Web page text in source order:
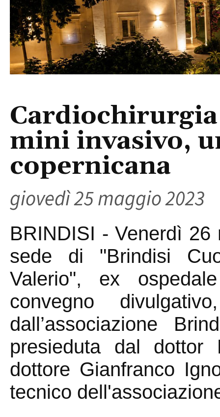
mini invasivo,
copernicana
giovedì 25 maggio 2023
BRINDISI - Venerdì
sede di "Brindisi
Valerio", ex
convegno
dall’associazione
presieduta dal dottor
dottore Gianfranco
tecnico